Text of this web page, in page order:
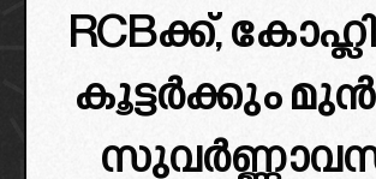
RCBക്ക്,
കൂട്ടർക്കും